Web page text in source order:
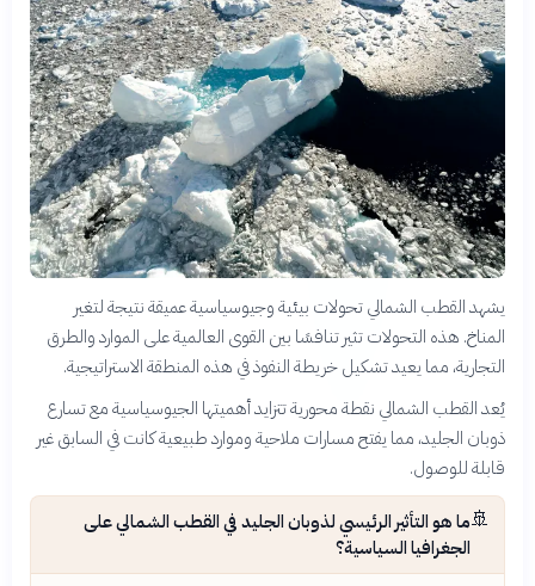
يشهد القطب الشمالي تحولات بيئية وجيوسياسية عميقة نتيجة لتغير
المناخ. هذه التحولات تثير تنافسًا بين القوى العالمية على الموارد والطرق
التجارية، مما يعيد تشكيل خريطة النفوذ في هذه المنطقة الاستراتيجية.
يُعد القطب الشمالي نقطة محورية تتزايد أهميتها الجيوسياسية مع تسارع
ذوبان الجليد، مما يفتح مسارات ملاحية وموارد طبيعية كانت في السابق غير
قابلة للوصول.
🚢ما هو التأثير الرئيسي لذوبان الجليد في القطب الشمالي على
الجغرافيا السياسية؟